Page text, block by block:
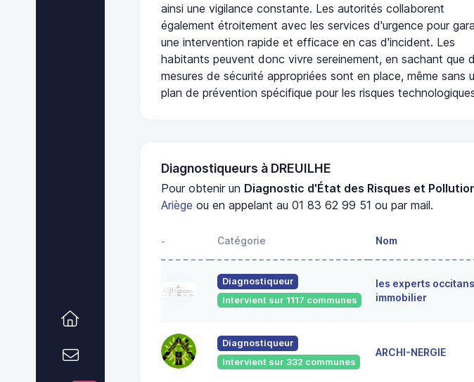
ainsi une vigilance constante. Les autorités collaborent
également étroitement avec les services d'urgence pour
une intervention rapide et efficace en cas d'incident. Les
habitants peuvent donc vivre sereinement, en sachant que
mesures de sécurité appropriées sont en place, même sans
plan de prévention spécifique pour les risques
Diagnostiqueurs à DREUILHE
Pour obtenir un Diagnostic d'État des Risques et Pollution
Ariège ou en appelant au 01 83 62 99 51 ou par mail.
- Catégorie Nom
Diagnostiqueur
Intervient sur 1117 communes
les experts
immobilier
Diagnostiqueur
Intervient sur 332 communes
ARCHI-NERGIE